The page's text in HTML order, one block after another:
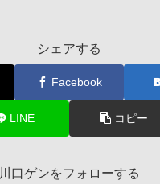
シェアする
Facebook
LINE コピー
川口ゲンをフォローする